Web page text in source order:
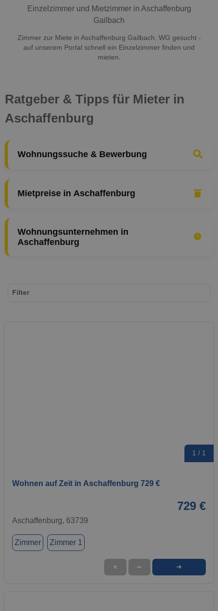
Einzelzimmer und Mietzimmer in Aschaffenburg
Gailbach
Zimmer zur Miete in Aschaffenburg Gailbach. WG gesucht -
auf unserem Portal schnell ein Einzelzimmer finden und
mieten.
Ratgeber & Tipps für Mieter in
Aschaffenburg
Wohnungssuche & Bewerbung
Mietpreise in Aschaffenburg
Wohnungsunternehmen in
Aschaffenburg
1 / 1
Wohnen auf Zeit in Aschaffenburg 729 €
729 €
Aschaffenburg, 63739
Zimmer Zimmer 1
★ ➦ ➜
Filter